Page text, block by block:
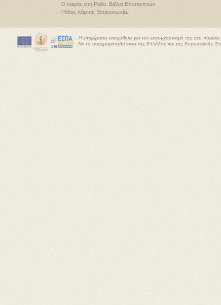
Ο καιρός στη Ρόδο Βιβλίο Επισκεπτών
Ρόδος Χάρτης Επικοινωνία
Η επιχείρηση ενισχύθηκε για τον εκσυγχρονισμό της στο
Με τη συγχρηματοδότηση της Ελλάδας και της Ευρωπαϊκής